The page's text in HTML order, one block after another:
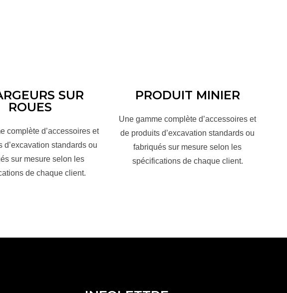
SUR
ROUES
complète d’accessoires et
d’excavation standards ou
sur mesure selon les
de chaque client.
PRODUIT MINIER
Une gamme complète d’accessoires et
de produits d’excavation standards ou
fabriqués sur mesure selon les
spécifications de chaque client.